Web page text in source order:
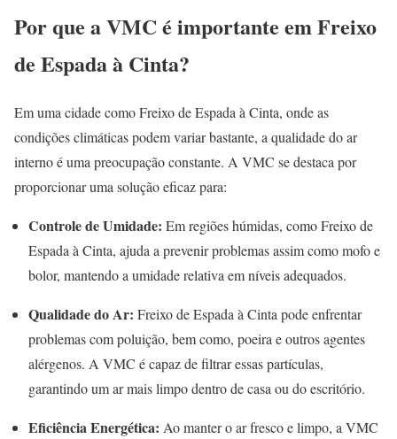
Por que a VMC é importante em Freixo
de Espada à Cinta?
Em uma cidade como Freixo de Espada à Cinta, onde as
condições climáticas podem variar bastante, a qualidade do ar
interno é uma preocupação constante. A VMC se destaca por
proporcionar uma solução eficaz para:
Controle de Umidade: Em regiões húmidas, como Freixo de
Espada à Cinta, ajuda a prevenir problemas assim como mofo e
bolor, mantendo a umidade relativa em níveis adequados.
Qualidade do Ar: Freixo de Espada à Cinta pode enfrentar
problemas com poluição, bem como, poeira e outros agentes
alérgenos. A VMC é capaz de filtrar essas partículas,
garantindo um ar mais limpo dentro de casa ou do escritório.
Eficiência Energética: Ao manter o ar fresco e limpo, a VMC